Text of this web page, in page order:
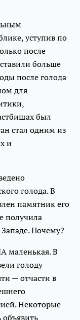
уступив по
после
больше
после голода
для
был
стал одним из
и
голода. В
памятник его
получила
Почему?
маленькая. В
голоду
— отчасти в
Некоторые